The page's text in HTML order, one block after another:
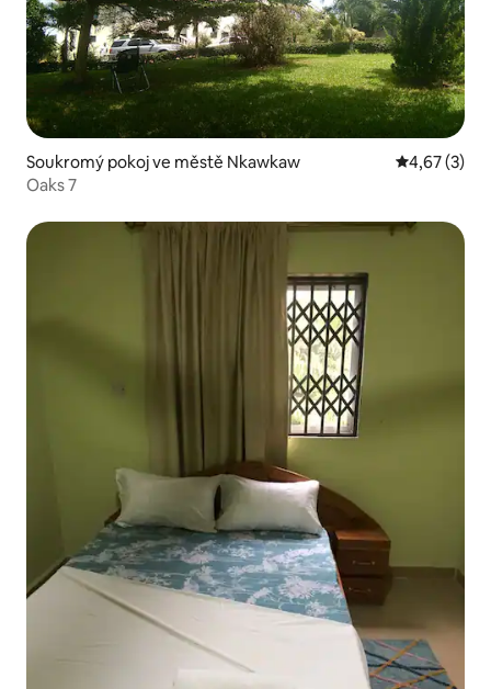
Soukromý pokoj ve městě Nkawkaw Průměrné
4,67 (3)
Oaks 7